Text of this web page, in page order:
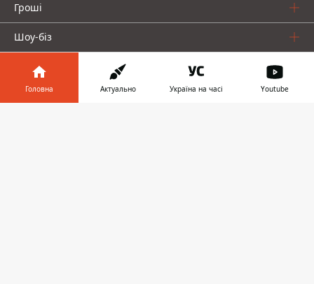
Гроші
Шоу-біз
Життя
Про нас
Головна Актуально Україна на часі Youtube